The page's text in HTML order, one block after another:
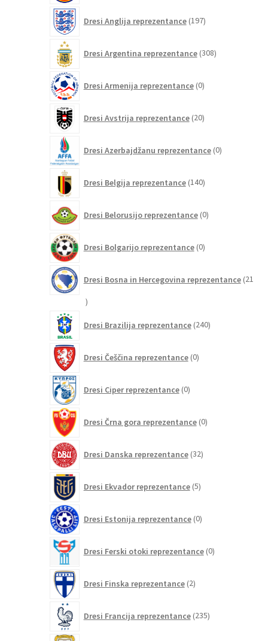
Dresi Anglija reprezentance 197izdelkov
Dresi Argentina reprezentance 308izdelkov
Dresi Armenija reprezentance 0izdelkov
Dresi Avstrija reprezentance 20izdelkov
Dresi Azerbajdžanu reprezentance 0izdelkov
Dresi Belgija reprezentance 140izdelkov
Dresi Belorusijo reprezentance 0izdelkov
Dresi Bolgarijo reprezentance 0izdelkov
Dresi Bosna in Hercegovina reprezentance 21
21
Dresi Brazilija reprezentance 240izdelkov
Dresi Češčina reprezentance 0izdelkov
Dresi Ciper reprezentance 0izdelkov
Dresi Črna gora reprezentance 0izdelkov
Dresi Danska reprezentance 32izdelkov
Dresi Ekvador reprezentance 5izdelkov
Dresi Estonija reprezentance 0izdelkov
Dresi Ferski otoki reprezentance 0izdelkov
Dresi Finska reprezentance 2izdelka
Dresi Francija reprezentance 235izdelkov